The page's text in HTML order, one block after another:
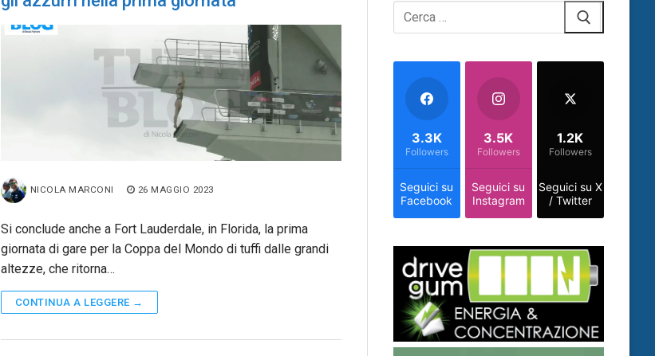
NICOLA MARCONI 26 MAGGIO 2023
Si conclude anche a Fort Lauderdale, in Florida, la prima
giornata di gare per la Coppa del Mondo di tuffi dalle grandi
altezze, che ritorna…
CONTINUA A LEGGERE →
Cerca:
Seguici su
Facebook
3.3K
Followers
Seguici su
Instagram
3.5K
Followers
Seguici su X
/ Twitter
1.2K
Followers